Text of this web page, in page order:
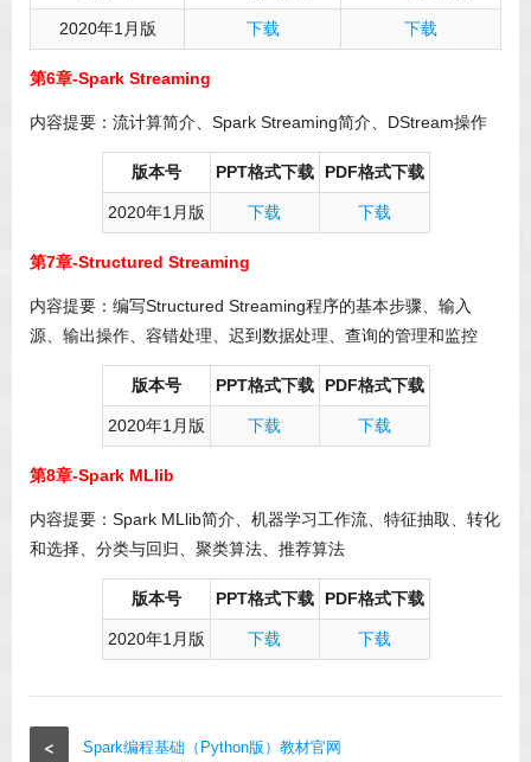
2020年1月版 下载 下载
第6章-Spark Streaming
内容提要：流计算简介、Spark Streaming简介、DStream操作
版本号 PPT格式下载 PDF格式下载
2020年1月版 下载 下载
第7章-Structured Streaming
内容提要：编写Structured Streaming程序的基本步骤、输入
源、输出操作、容错处理、迟到数据处理、查询的管理和监控
版本号 PPT格式下载 PDF格式下载
2020年1月版 下载 下载
第8章-Spark MLlib
内容提要：Spark MLlib简介、机器学习工作流、特征抽取、转化
和选择、分类与回归、聚类算法、推荐算法
版本号 PPT格式下载 PDF格式下载
2020年1月版 下载 下载
< Spark编程基础（Python版）教材官网